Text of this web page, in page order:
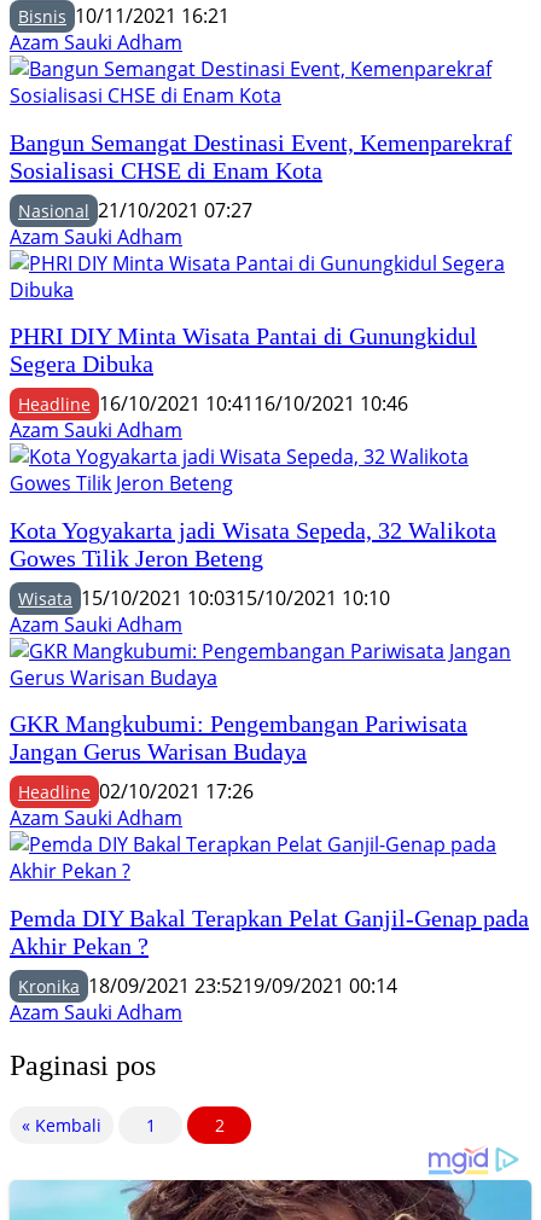
Bisnis 10/11/2021 16:21
Azam Sauki Adham
Bangun Semangat Destinasi Event, Kemenparekraf
Sosialisasi CHSE di Enam Kota
Nasional 21/10/2021 07:27
Azam Sauki Adham
PHRI DIY Minta Wisata Pantai di Gunungkidul
Segera Dibuka
Headline 16/10/2021 10:4116/10/2021 10:46
Azam Sauki Adham
Kota Yogyakarta jadi Wisata Sepeda, 32 Walikota
Gowes Tilik Jeron Beteng
Wisata 15/10/2021 10:0315/10/2021 10:10
Azam Sauki Adham
GKR Mangkubumi: Pengembangan Pariwisata
Jangan Gerus Warisan Budaya
Headline 02/10/2021 17:26
Azam Sauki Adham
Pemda DIY Bakal Terapkan Pelat Ganjil-Genap pada
Akhir Pekan ?
Kronika 18/09/2021 23:5219/09/2021 00:14
Azam Sauki Adham
Paginasi pos
« Kembali 1 2